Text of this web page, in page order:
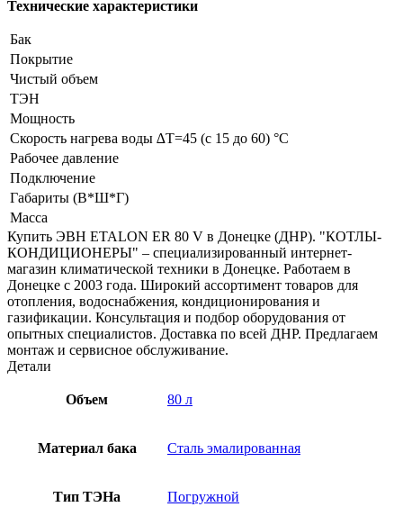
Технические характеристики
Бак
Покрытие
Чистый объем
ТЭН
Мощность
Скорость нагрева воды ∆Т=45 (с 15 до 60) °С
Рабочее давление
Подключение
Габариты (В*Ш*Г)
Масса
Купить ЭВН ETALON ER 80 V в Донецке (ДНР). "КОТЛЫ-
КОНДИЦИОНЕРЫ" – специализированный интернет-
магазин климатической техники в Донецке. Работаем в
Донецке с 2003 года. Широкий ассортимент товаров для
отопления, водоснабжения, кондиционирования и
газификации. Консультация и подбор оборудования от
опытных специалистов. Доставка по всей ДНР. Предлагаем
монтаж и сервисное обслуживание.
Детали
Объем 80 л
Материал бака Сталь эмалированная
Тип ТЭНа Погружной